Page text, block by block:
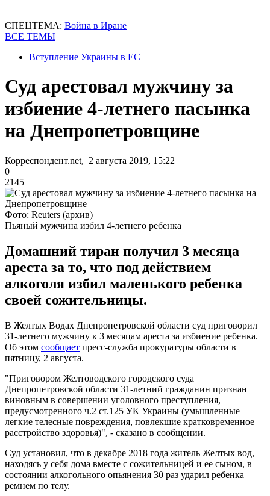
СПЕЦТЕМА: Война в Иране
ВСЕ ТЕМЫ
Вступление Украины в ЕС
Суд арестовал мужчину за
избиение 4-летнего пасынка
на Днепропетровщине
Корреспондент.net, 2 августа 2019, 15:22
0
2145
Фото: Reuters (архив)
Пьяный мужчина избил 4-летнего ребенка
Домашний тиран получил 3 месяца
ареста за то, что под действием
алкоголя избил маленького ребенка
своей сожительницы.
В Желтых Водах Днепропетровской области суд приговорил
31-летнего мужчину к 3 месяцам ареста за избиение ребенка.
Об этом сообщает пресс-служба прокуратуры области в
пятницу, 2 августа.
"Приговором Желтоводского городского суда
Днепропетровской области 31-летний гражданин признан
виновным в совершении уголовного преступления,
предусмотренного ч.2 ст.125 УК Украины (умышленные
легкие телесные повреждения, повлекшие кратковременное
расстройство здоровья)", - сказано в сообщении.
Суд установил, что в декабре 2018 года житель Желтых вод,
находясь у себя дома вместе с сожительницей и ее сыном, в
состоянии алкогольного опьянения 30 раз ударил ребенка
ремнем по телу.